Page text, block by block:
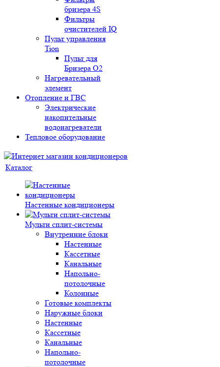
бризера 4S
Фильтры
очистителей IQ
Пульт управления
Tion
Пульт для
Бризера O2
Нагревательный
элемент
Отопление и ГВС
Электрические
накопительные
водонагреватели
Тепловое оборудование
Каталог
Настенные кондиционеры
Мульти сплит-системы
Внутренние блоки
Настенные
Кассетные
Канальные
Напольно-
потолочные
Колонные
Готовые комплекты
Наружные блоки
Настенные
Кассетные
Канальные
Напольно-
потолочные